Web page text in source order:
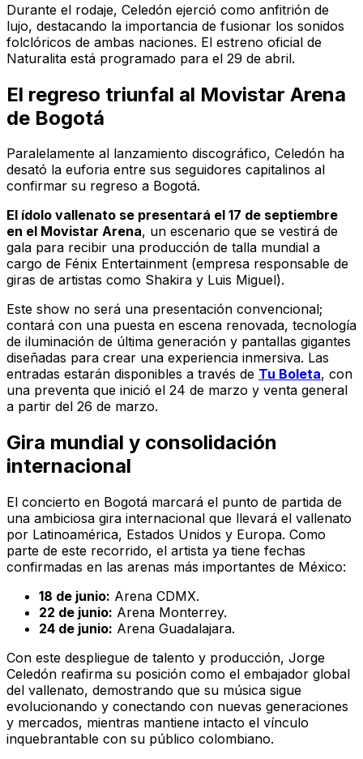
Durante el rodaje, Celedón ejerció como anfitrión de
lujo, destacando la importancia de fusionar los sonidos
folclóricos de ambas naciones. El estreno oficial de
Naturalita está programado para el 29 de abril.
El regreso triunfal al Movistar Arena
de Bogotá
Paralelamente al lanzamiento discográfico, Celedón ha
desató la euforia entre sus seguidores capitalinos al
confirmar su regreso a Bogotá.
El ídolo vallenato se presentará el 17 de septiembre
en el Movistar Arena, un escenario que se vestirá de
gala para recibir una producción de talla mundial a
cargo de Fénix Entertainment (empresa responsable de
giras de artistas como Shakira y Luis Miguel).
Este show no será una presentación convencional;
contará con una puesta en escena renovada, tecnología
de iluminación de última generación y pantallas gigantes
diseñadas para crear una experiencia inmersiva. Las
entradas estarán disponibles a través de Tu Boleta, con
una preventa que inició el 24 de marzo y venta general
a partir del 26 de marzo.
Gira mundial y consolidación
internacional
El concierto en Bogotá marcará el punto de partida de
una ambiciosa gira internacional que llevará el vallenato
por Latinoamérica, Estados Unidos y Europa. Como
parte de este recorrido, el artista ya tiene fechas
confirmadas en las arenas más importantes de México:
18 de junio: Arena CDMX.
22 de junio: Arena Monterrey.
24 de junio: Arena Guadalajara.
Con este despliegue de talento y producción, Jorge
Celedón reafirma su posición como el embajador global
del vallenato, demostrando que su música sigue
evolucionando y conectando con nuevas generaciones
y mercados, mientras mantiene intacto el vínculo
inquebrantable con su público colombiano.